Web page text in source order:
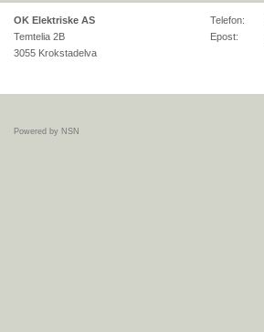
OK Elektriske AS
Temtelia 2B
3055 Krokstadelva
Telefon:
Epost:
Powered by NSN